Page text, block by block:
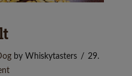
by Whiskytasters
29.